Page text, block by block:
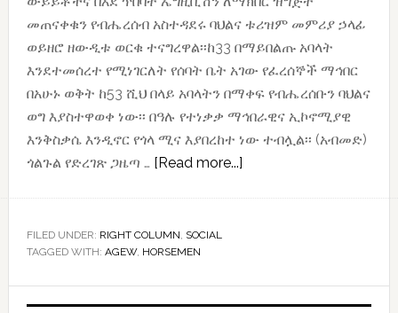
መጠናቀቁን የብሔረሰብ አስተዳደሩ ባህልና ቱሪዝም መምሪያ ኃላፊ
ወይዘሮ ዘውዲቱ ወርቁ ተናግረዋል፡፡ከ33 በማይበልጡ አባላት
እንደተመሰረተ የሚነገርለት የሰባት ቤት አገው የፈረሰኞች ማኅበር
በአሁኑ ወቅት ከ53 ሺህ በላይ አባላትን በማቀፍ የብሔረሰቡን ባህልና
ወግ እያስተዋወቀ ነው፡፡ በዓሉ የተነቃቃ ማኅበራዊና ኢኮኖሚያዊ
እንቅስቃሴ እንዲኖር የጎላ ሚና እያበረከተ ነው ተብሏል፡፡ (አብመድ)
ጎልጉል የድረገጽ ጋዜጣ … [Read more...]about
81ኛ
FILED UNDER: RIGHT COLUMN, SOCIAL
TAGGED WITH: AGEW, HORSEMEN